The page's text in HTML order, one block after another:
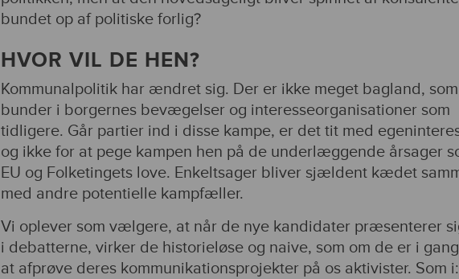
bundet op af politiske forlig?
HVOR VIL DE HEN?
Kommunalpolitik har ændret sig. Der er ikke meget bagland, som
bunder i borgernes bevægelser og interesseorganisationer som
tidligere. Går partier ind i disse kampe, er det tit med
og ikke for at pege kampen hen på de underlæggende årsager
EU og Folketingets love. Enkeltsager bliver sjældent kædet
med andre potentielle kampfæller.
Vi oplever som vælgere, at når de nye kandidater præsenterer
i debatterne, virker de historieløse og naive, som om de er i
at afprøve deres kommunikationsprojekter på os aktivister. Som i: